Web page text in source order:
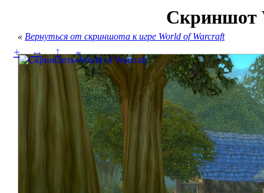
Скриншот
« Вернуться от скриншота к игре World of Warcraft
+ ↔ ↕ *